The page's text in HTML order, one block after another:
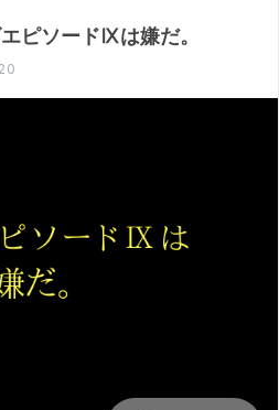
ピソードⅨは嫌だ。